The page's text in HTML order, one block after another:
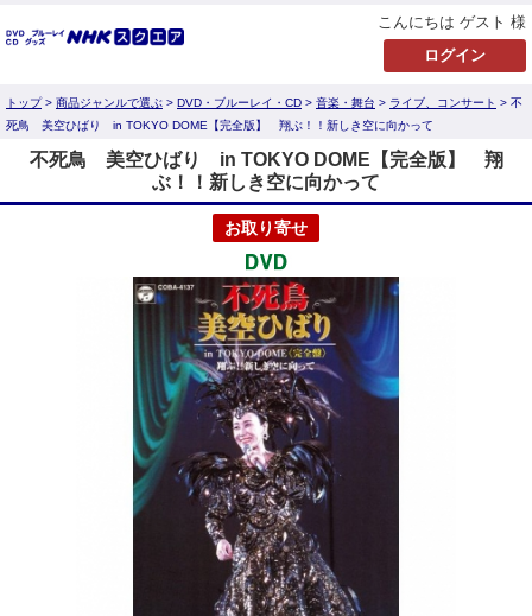
こんにちは ゲスト 様
トップ> 商品ジャンルで選ぶ > DVD・ブルーレイ・CD > 音楽・舞台 > ライブ、コンサート > 不
死鳥 美空ひばり in TOKYO DOME【完全版】 翔ぶ！！新しき空に向かって
不死鳥 美空ひばり in TOKYO DOME【完全版】 翔
ぶ！！新しき空に向かって
お取り寄せ